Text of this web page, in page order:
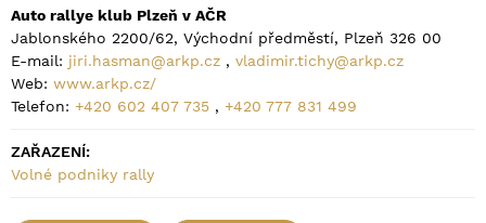
Auto rallye klub Plzeň v AČR
Jablonského 2200/62, Východní předměstí, Plzeň 326 00
E-mail: jiri.hasman@arkp.cz , vladimir.tichy@arkp.cz
Web: www.arkp.cz/
Telefon: +420 602 407 735 , +420 777 831 499
ZAŘAZENÍ:
Volné podniky rally